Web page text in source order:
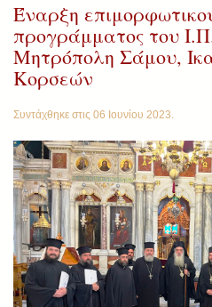
Έναρξη
προγράμματος του
Μητρόπολη Σάμου,
Κορσεών
Συντάχθηκε στις 06 Ιουνίου 2023.